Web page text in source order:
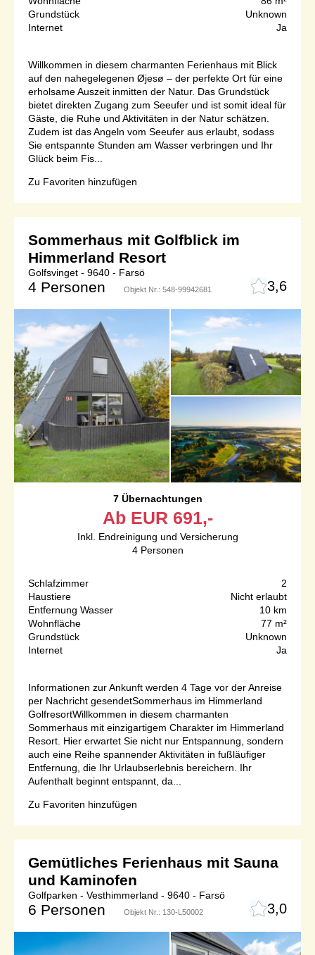
Grundstück
Unknown
Internet
Ja
Willkommen in diesem charmanten Ferienhaus mit Blick
auf den nahegelegenen Øjesø – der perfekte Ort für eine
erholsame Auszeit inmitten der Natur. Das Grundstück
bietet direkten Zugang zum Seeufer und ist somit ideal für
Gäste, die Ruhe und Aktivitäten in der Natur schätzen.
Zudem ist das Angeln vom Seeufer aus erlaubt, sodass
Sie entspannte Stunden am Wasser verbringen und Ihr
Glück beim Fis...
Zu Favoriten hinzufügen
Sommerhaus mit Golfblick im
Himmerland Resort
Golfsvinget - 9640 - Farsö
4 Personen Objekt Nr.: 548-99942681 3,6
7 Übernachtungen
Ab EUR 691,-
Inkl. Endreinigung und Versicherung
4 Personen
Schlafzimmer
2
Haustiere
Nicht erlaubt
Entfernung Wasser
10 km
Wohnfläche
77 m²
Grundstück
Unknown
Internet
Ja
Informationen zur Ankunft werden 4 Tage vor der Anreise
per Nachricht gesendetSommerhaus im Himmerland
GolfresortWillkommen in diesem charmanten
Sommerhaus mit einzigartigem Charakter im Himmerland
Resort. Hier erwartet Sie nicht nur Entspannung, sondern
auch eine Reihe spannender Aktivitäten in fußläufiger
Entfernung, die Ihr Urlaubserlebnis bereichern. Ihr
Aufenthalt beginnt entspannt, da...
Zu Favoriten hinzufügen
Gemütliches Ferienhaus mit Sauna
und Kaminofen
Golfparken - Vesthimmerland - 9640 - Farsö
6 Personen Objekt Nr.: 130-L50002 3,0